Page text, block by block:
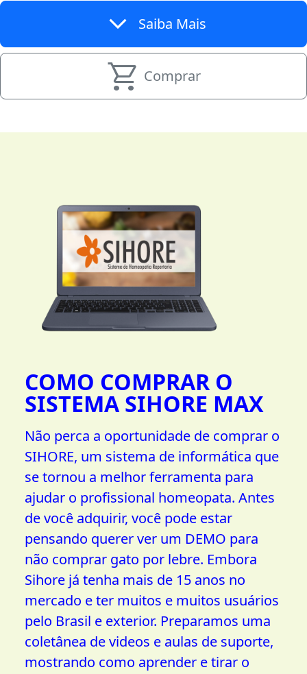
expand_more Saiba Mais
shopping_cart Comprar
COMO COMPRAR O
SISTEMA SIHORE MAX
Não perca a oportunidade de comprar o
SIHORE, um sistema de informática que
se tornou a melhor ferramenta para
ajudar o profissional homeopata. Antes
de você adquirir, você pode estar
pensando querer ver um DEMO para
não comprar gato por lebre. Embora
Sihore já tenha mais de 15 anos no
mercado e ter muitos e muitos usuários
pelo Brasil e exterior. Preparamos uma
coletânea de videos e aulas de suporte,
mostrando como aprender e tirar o